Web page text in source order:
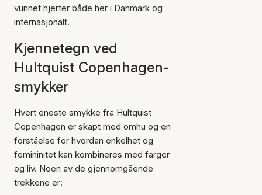
vunnet hjerter både her i Danmark og
internasjonalt.
Kjennetegn ved
Hultquist Copenhagen-
smykker
Hvert eneste smykke fra Hultquist
Copenhagen er skapt med omhu og en
forståelse for hvordan enkelhet og
femininitet kan kombineres med farger
og liv. Noen av de gjennomgående
trekkene er: